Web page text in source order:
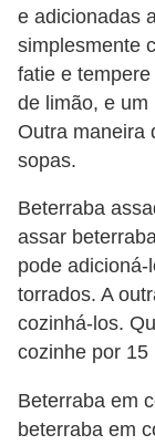
e adicionadas
simplesmente
fatie e
de limão, e um
Outra maneira
sopas.
Beterraba
assar
pode
torrados. A
cozinhá-los.
cozinhe por 15
Beterraba em
beterraba em